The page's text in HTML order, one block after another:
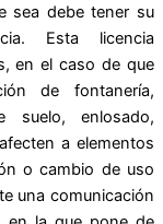
sea debe tener su
Esta licencia
en el caso de que
de fontanería,
suelo, enlosado,
a elementos
o cambio de uso
una comunicación